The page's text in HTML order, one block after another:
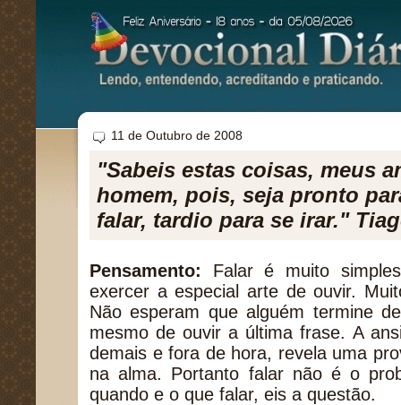
11 de Outubro de 2008
"Sabeis estas coisas, meus
homem, pois, seja pronto
falar, tardio para se irar."
Pensamento: Falar é muito
exercer a especial arte de ouvir.
Não esperam que alguém termine
mesmo de ouvir a última frase. A
demais e fora de hora, revela uma
na alma. Portanto falar não é o
quando e o que falar, eis a questão.